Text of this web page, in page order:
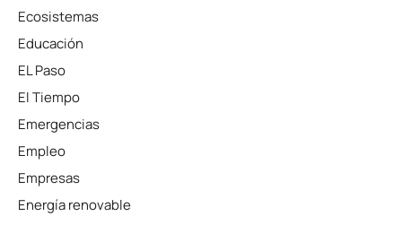
Ecosistemas
Educación
EL Paso
El Tiempo
Emergencias
Empleo
Empresas
Energía renovable